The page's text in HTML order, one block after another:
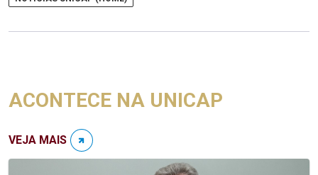
ACONTECE NA UNICAP
VEJA MAIS